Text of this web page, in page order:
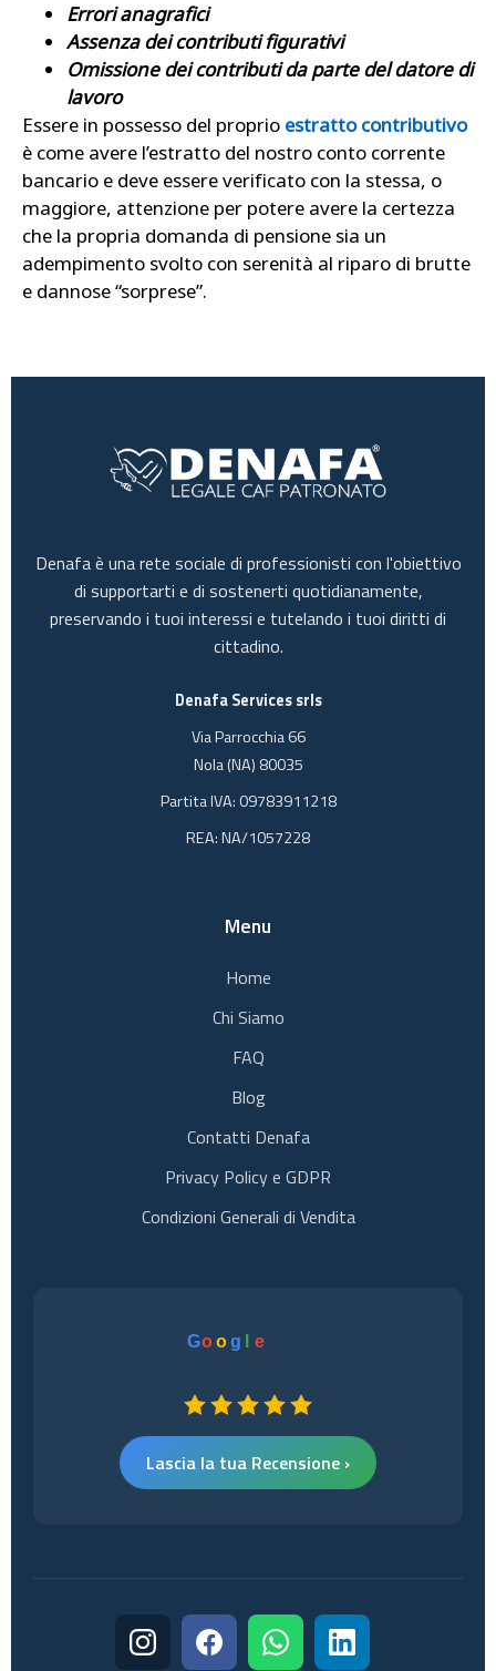
Errori anagrafici
Assenza dei contributi figurativi
Omissione dei contributi da parte del datore di
lavoro
Essere in possesso del proprio estratto contributivo
è come avere l’estratto del nostro conto corrente
bancario e deve essere verificato con la stessa, o
maggiore, attenzione per potere avere la certezza
che la propria domanda di pensione sia un
adempimento svolto con serenità al riparo di brutte
e dannose “sorprese”.
Denafa è una rete sociale di professionisti con l'obiettivo
di supportarti e di sostenerti quotidianamente,
preservando i tuoi interessi e tutelando i tuoi diritti di
cittadino.
Denafa Services srls
Via Parrocchia 66
Nola (NA) 80035
Partita IVA: 09783911218
REA: NA/1057228
Menu
Home
Chi Siamo
FAQ
Blog
Contatti Denafa
Privacy Policy e GDPR
Condizioni Generali di Vendita
Goog e
Lascia la tua Recensione ›